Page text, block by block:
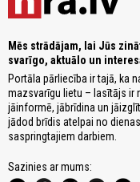
Mēs strādājam, lai Jūs
svarīgo, aktuālo un
Portāla pārliecība ir tajā, ka
mazsvarīgu lietu – lasītājs ir
jāinformē, jābrīdina un
jādod brīdis atelpai no dienas
saspringtajiem darbiem.
Sazinies ar mums: